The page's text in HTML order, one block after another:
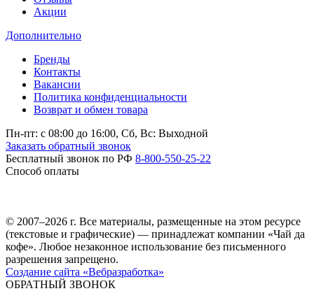
Акции
Дополнительно
Бренды
Контакты
Вакансии
Политика конфиденциальности
Возврат и обмен товара
Пн-пт: c 08:00 до 16:00, Сб, Вс: Выходной
Заказать обратный звонок
Бесплатный звонок по РФ 8-800-550-25-22
Способ оплаты
© 2007–2026 г. Все материалы, размещенные на этом ресурсе
(текстовые и графические) — принадлежат компании «Чай да
кофе». Любое незаконное использование без письменного
разрешения запрещено.
Создание сайта «Вебразработка»
ОБРАТНЫЙ ЗВОНОК